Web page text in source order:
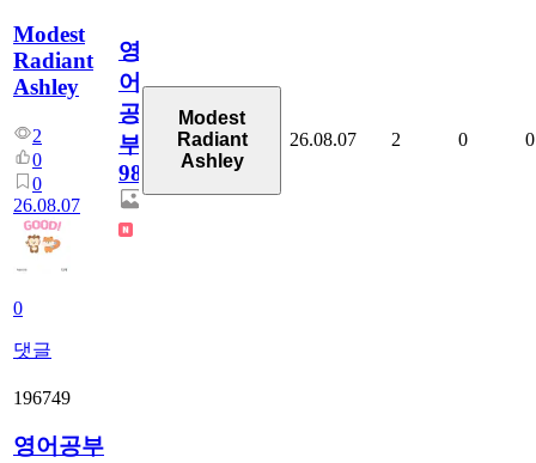
Modest
Radiant
Ashley
2
0
0
26.08.07
0
댓글
영
어
공
부
98
Modest
Radiant
Ashley
26.08.07 2 0 0
196749
영어공부